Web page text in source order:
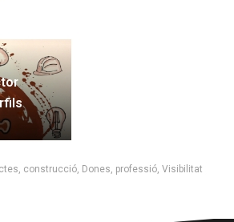
construcció, Dones professió, Visibilitat